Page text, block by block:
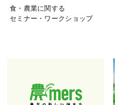
食・農業に関する
セミナー・ワークショップ